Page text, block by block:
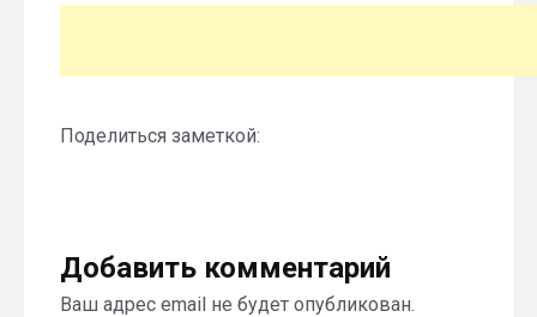
Поделиться заметкой:
Добавить комментарий
Ваш адрес email не будет опубликован.